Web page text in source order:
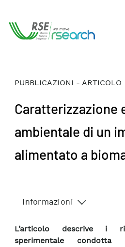
PUBBLICAZIONI - ARTICOLO
Caratterizzazione
ambientale di un
alimentato a
Informazioni
L’articolo descrive i
sperimentale